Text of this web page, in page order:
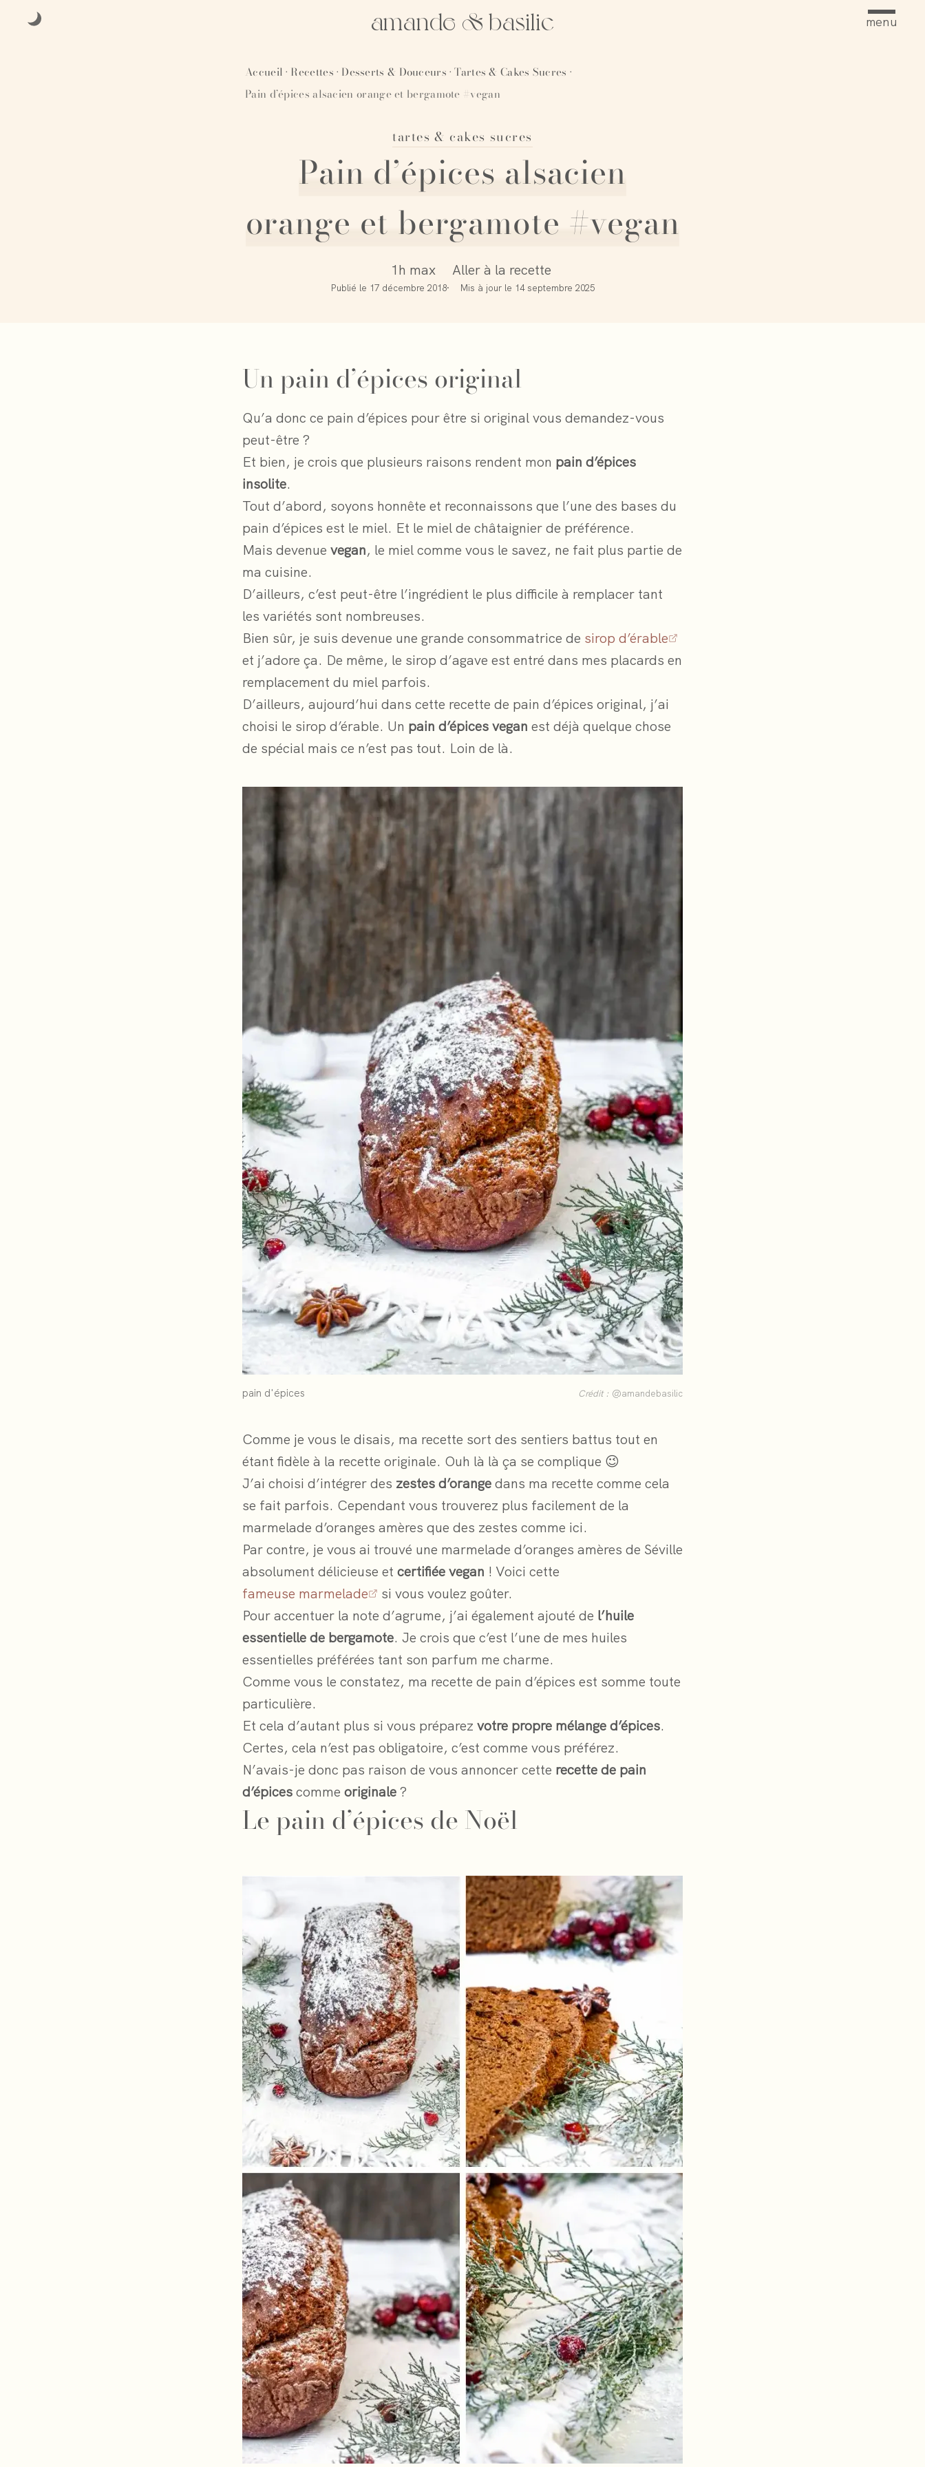
amande & basilic menu
Accueil · Recettes · Desserts & Douceurs · Tartes & Cakes Sucres ·
Pain d’épices alsacien orange et bergamote #vegan
tartes & cakes sucres
Pain d’épices alsacien
orange et bergamote #vegan
1h max Aller à la recette
Publié le 17 décembre 2018 Mis à jour le 14 septembre 2025
Un pain d’épices original
Qu’a donc ce pain d’épices pour être si original vous demandez-vous
peut-être ?
Et bien, je crois que plusieurs raisons rendent mon pain d’épices
insolite.
Tout d’abord, soyons honnête et reconnaissons que l’une des bases du
pain d’épices est le miel. Et le miel de châtaignier de préférence.
Mais devenue vegan, le miel comme vous le savez, ne fait plus partie de
ma cuisine.
D’ailleurs, c’est peut-être l’ingrédient le plus difficile à remplacer tant
les variétés sont nombreuses.
Bien sûr, je suis devenue une grande consommatrice de sirop d’érable
et j’adore ça. De même, le sirop d’agave est entré dans mes placards en
remplacement du miel parfois.
D’ailleurs, aujourd’hui dans cette recette de pain d’épices original, j’ai
choisi le sirop d’érable. Un pain d’épices vegan est déjà quelque chose
de spécial mais ce n’est pas tout. Loin de là.
pain d'épices Crédit : @amandebasilic
Comme je vous le disais, ma recette sort des sentiers battus tout en
étant fidèle à la recette originale. Ouh là là ça se complique 😉
J’ai choisi d’intégrer des zestes d’orangedans ma recette comme cela
se fait parfois. Cependant vous trouverez plus facilement de la
marmelade d’oranges amères que des zestes comme ici.
Par contre, je vous ai trouvé une marmelade d’oranges amères de Séville
absolument délicieuse et certifiée vegan ! Voici cette
fameuse marmelade
si vous voulez goûter.
Pour accentuer la note d’agrume, j’ai également ajouté de l’huile
essentielle de bergamote. Je crois que c’est l’une de mes huiles
essentielles préférées tant son parfum me charme.
Comme vous le constatez, ma recette de pain d’épices est somme toute
particulière.
Et cela d’autant plus si vous préparez votre propre mélange d’épices.
Certes, cela n’est pas obligatoire, c’est comme vous préférez.
N’avais-je donc pas raison de vous annoncer cette recette de pain
d’épicescomme originale?
Le pain d’épices de Noël